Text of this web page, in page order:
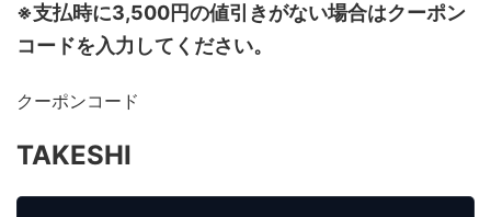
※支払時に3,500円の値引きがない場合はクーポン
コードを入力してください。
クーポンコード
TAKESHI